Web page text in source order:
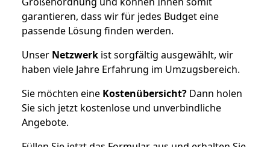
garantieren, dass wir für jedes Budget eine
passende Lösung finden werden.
Unser Netzwerk ist sorgfältig ausgewählt, wir
haben viele Jahre Erfahrung im Umzugsbereich.
Sie möchten eine Kostenübersicht? Dann holen
Sie sich jetzt kostenlose und unverbindliche
Angebote.